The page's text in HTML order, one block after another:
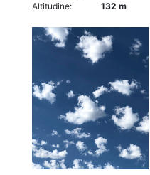
Altitudine:
132 m